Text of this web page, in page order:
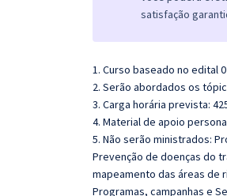
satisfação
1. Curso baseado no edital
2. Serão abordados os
3. Carga horária prevista:
4. Material de apoio
5. Não serão ministrados:
Prevenção de doenças do
mapeamento das áreas de
Programas, campanhas e